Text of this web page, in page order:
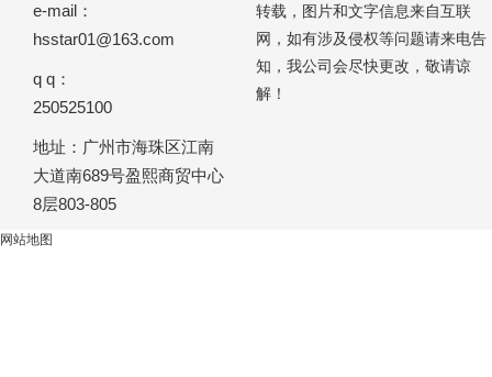
e-mail：
hsstar01@163.com
q q：
250525100
地址：广州市海珠区江南
大道南689号盈熙商贸中心
8层803-805
转载，图片和文字信息来自互联
网，如有涉及侵权等问题请来电告
知，我公司会尽快更改，敬请谅
解！
网站地图